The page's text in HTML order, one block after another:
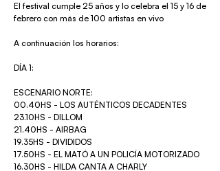
El festival cumple 25 años y lo celebra el 15 y 16 de
febrero con más de 100 artistas en vivo
A continuación los horarios:
DÍA 1:
ESCENARIO NORTE:
00.40HS - LOS AUTÉNTICOS DECADENTES
23.10HS - DILLOM
21.40HS - AIRBAG
19.35HS - DIVIDIDOS
17.50HS - EL MATÓ A UN POLICÍA MOTORIZADO
16.30HS - HILDA CANTA A CHARLY